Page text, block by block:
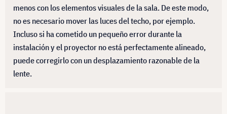
menos con los elementos visuales de la sala. De este modo,
no es necesario mover las luces del techo, por ejemplo.
Incluso si ha cometido un pequeño error durante la
instalación y el proyector no está perfectamente alineado,
puede corregirlo con un desplazamiento razonable de la
lente.